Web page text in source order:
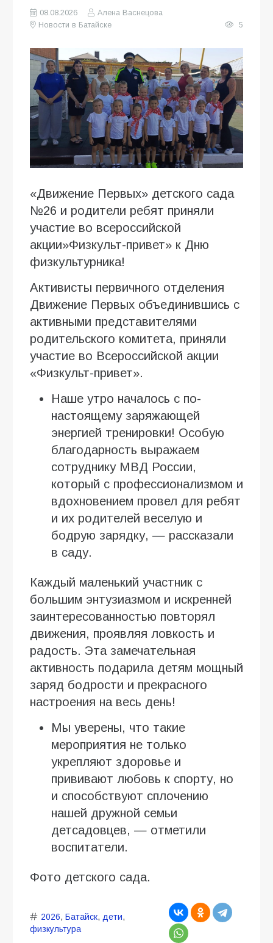
08.08.2026
Алена Васнецова
Новости в Батайске
5
«Движение Первых» детского сада
№26 и родители ребят приняли
участие во всероссийской
акции»Физкульт-привет» к Дню
физкультурника!
Активисты первичного отделения
Движение Первых объединившись с
активными представителями
родительского комитета, приняли
участие во Всероссийской акции
«Физкульт-привет».
Наше утро началось с по-
настоящему заряжающей
энергией тренировки! Особую
благодарность выражаем
сотруднику МВД России,
который с профессионализмом и
вдохновением провел для ребят
и их родителей веселую и
бодрую зарядку, — рассказали
в саду.
Каждый маленький участник с
большим энтузиазмом и искренней
заинтересованностью повторял
движения, проявляя ловкость и
радость. Эта замечательная
активность подарила детям мощный
заряд бодрости и прекрасного
настроения на весь день!
Мы уверены, что такие
мероприятия не только
укрепляют здоровье и
прививают любовь к спорту, но
и способствуют сплочению
нашей дружной семьи
детсадовцев, — отметили
воспитатели.
Фото детского сада.
2026, Батайск, дети,
физкультура